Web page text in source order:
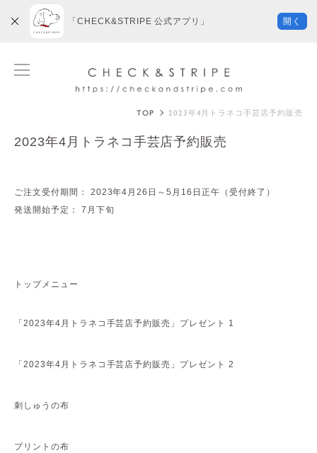
TOP 2023年4月トラネコ手芸店予約販売
2023年4月トラネコ手芸店予約販売
ご注文受付期間： 2023年4月26日～5月16日正午（受付終了）
発送開始予定： 7月下旬
トップメニュー
「2023年4月トラネコ手芸店予約販売」プレゼント 1
「2023年4月トラネコ手芸店予約販売」プレゼント 2
刺しゅうの布
プリントの布
「CHECK&STRIPE 公式アプリ」 開く